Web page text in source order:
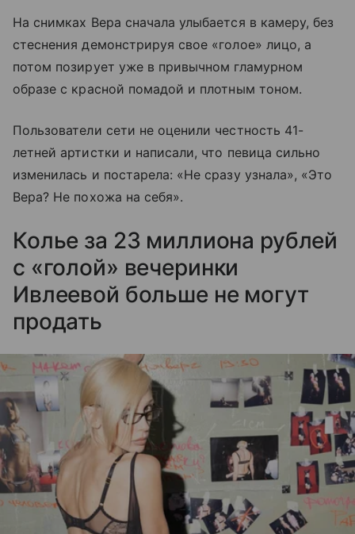
На снимках Вера сначала улыбается в камеру, без
стеснения демонстрируя свое «голое» лицо, а
потом позирует уже в привычном гламурном
образе с красной помадой и плотным тоном.
Пользователи сети не оценили честность 41-
летней артистки и написали, что певица сильно
изменилась и постарела: «Не сразу узнала», «Это
Вера? Не похожа на себя».
Колье за 23 миллиона рублей
с «голой» вечеринки
Ивлеевой больше не могут
продать